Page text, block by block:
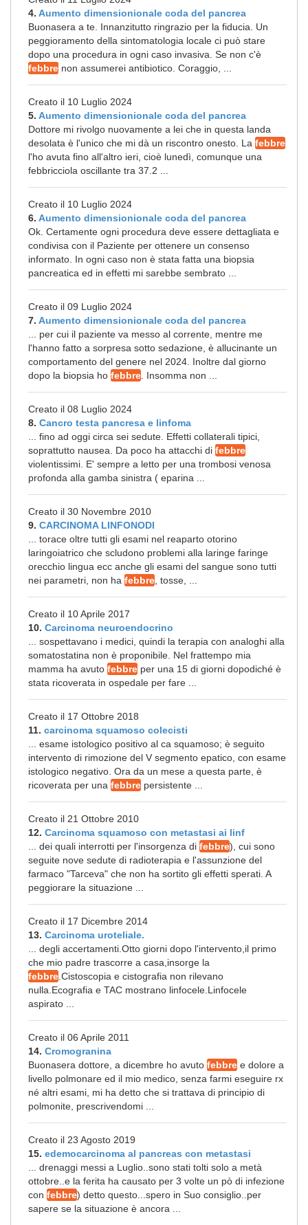
4. Aumento dimensionionale coda del pancrea
Buonasera a te. Innanzitutto ringrazio per la fiducia. Un
peggioramento della sintomatologia locale ci può stare
dopo una procedura in ogni caso invasiva. Se non c'è
febbre non assumerei antibiotico. Coraggio, ...
Creato il 10 Luglio 2024
5. Aumento dimensionionale coda del pancrea
Dottore mi rivolgo nuovamente a lei che in questa landa
desolata è l'unico che mi dà un riscontro onesto. La febbre
l'ho avuta fino all'altro ieri, cioè lunedì, comunque una
febbricciola oscillante tra 37.2 ...
Creato il 10 Luglio 2024
6. Aumento dimensionionale coda del pancrea
Ok. Certamente ogni procedura deve essere dettagliata e
condivisa con il Paziente per ottenere un consenso
informato. In ogni caso non è stata fatta una biopsia
pancreatica ed in effetti mi sarebbe sembrato ...
Creato il 09 Luglio 2024
7. Aumento dimensionionale coda del pancrea
... per cui il paziente va messo al corrente, mentre me
l'hanno fatto a sorpresa sotto sedazione, è allucinante un
comportamento del genere nel 2024. Inoltre dal giorno
dopo la biopsia ho febbre . Insomma non ...
Creato il 08 Luglio 2024
8. Cancro testa pancresa e linfoma
... fino ad oggi circa sei sedute. Effetti collaterali tipici,
soprattutto nausea. Da poco ha attacchi di febbre
violentissimi. E' sempre a letto per una trombosi venosa
profonda alla gamba sinistra ( eparina ...
Creato il 30 Novembre 2010
9. CARCINOMA LINFONODI
... torace oltre tutti gli esami nel reaparto otorino
laringoiatrico che scludono problemi alla laringe faringe
orecchio lingua ecc anche gli esami del sangue sono tutti
nei parametri, non ha febbre , tosse, ...
Creato il 10 Aprile 2017
10. Carcinoma neuroendocrino
... sospettavano i medici, quindi la terapia con analoghi alla
somatostatina non è proponibile. Nel frattempo mia
mamma ha avuto febbre per una 15 di giorni dopodiché è
stata ricoverata in ospedale per fare ...
Creato il 17 Ottobre 2018
11. carcinoma squamoso colecisti
... esame istologico positivo al ca squamoso; è seguito
intervento di rimozione del V segmento epatico, con esame
istologico negativo. Ora da un mese a questa parte, è
ricoverata per una febbre persistente ...
Creato il 21 Ottobre 2010
12. Carcinoma squamoso con metastasi ai linf
... dei quali interrotti per l'insorgenza di febbre), cui sono
seguite nove sedute di radioterapia e l'assunzione del
farmaco "Tarceva" che non ha sortito gli effetti sperati. A
peggiorare la situazione ...
Creato il 17 Dicembre 2014
13. Carcinoma uroteliale.
... degli accertamenti.Otto giorni dopo l'intervento,il primo
che mio padre trascorre a casa,insorge la
febbre .Cistoscopia e cistografia non rilevano
nulla.Ecografia e TAC mostrano linfocele.Linfocele
aspirato ...
Creato il 06 Aprile 2011
14. Cromogranina
Buonasera dottore, a dicembre ho avuto febbre e dolore a
livello polmonare ed il mio medico, senza farmi eseguire rx
né altri esami, mi ha detto che si trattava di principio di
polmonite, prescrivendomi ...
Creato il 23 Agosto 2019
15. edemocarcinoma al pancreas con metastasi
... drenaggi messi a Luglio..sono stati tolti solo a metà
ottobre..e la ferita ha causato per 3 volte un pò di infezione
con febbre) detto questo...spero in Suo consiglio..per
sapere se la situazione è ancora ...